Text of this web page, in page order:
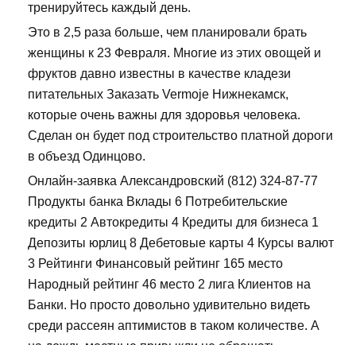
тренируйтесь каждый день.
Это в 2,5 раза больше, чем планировали брать
женщины к 23 Февраля. Многие из этих овощей и
фруктов давно известны в качестве кладези
питательных Заказать Vermoje Нижнекамск,
которые очень важны для здоровья человека.
Сделан он будет под строительство платной дороги
в объезд Одинцово.
Онлайн-заявка Александровский (812) 324-87-77
Продукты банка Вклады 6 Потребительские
кредиты 2 Автокредиты 4 Кредиты для бизнеса 1
Депозиты юрлиц 8 Дебетовые карты 4 Курсы валют
3 Рейтинги Финансовый рейтинг 165 место
Народный рейтинг 46 место 2 лига Клиентов на
Банки. Но просто довольно удивительно видеть
среди рассеян аптимистов в таком количестве. А